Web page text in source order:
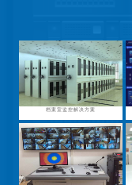
档案室监控解决方案